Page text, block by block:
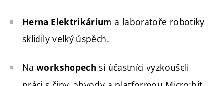
Herna Elektrikárium a laboratoře robotiky
sklidily velký úspěch.
Naworkshopech si účastníci vyzkoušeli